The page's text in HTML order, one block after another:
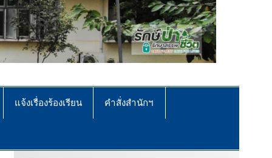
แจ้งเรื่องร้องเรียน คำสั่งสำนักฯ